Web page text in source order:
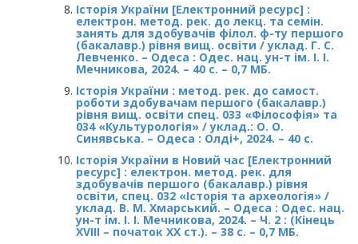
Історія України [Електронний ресурс] :
електрон. метод. рек. до лекц. та семін.
занять для здобувачів філол. ф-ту першого
(бакалавр.) рівня вищ. освіти / уклад. Г. С.
Левченко. – Одеса : Одес. нац. ун-т ім. І. І.
Мечникова, 2024. – 40 с. – 0,7 МБ.
Історія України : метод. рек. до самост.
роботи здобувачам першого (бакалавр.)
рівня вищ. освіти спец. 033 «Філософія» та
034 «Культурологія» / уклад.: О. О.
Синявська. – Одеса : Олді+, 2024. – 40 с.
Історія України в Новий час [Електронний
ресурс] : електрон. метод. рек. для
здобувачів першого (бакалавр.) рівня
освіти, спец. 032 «Історія та археологія» /
уклад. В. М. Хмарський. – Одеса : Одес. нац.
ун-т ім. І. І. Мечникова, 2024. – Ч. 2 : (Кінець
XVIII – початок ХХ ст.). – 38 с. – 0,7 МБ.